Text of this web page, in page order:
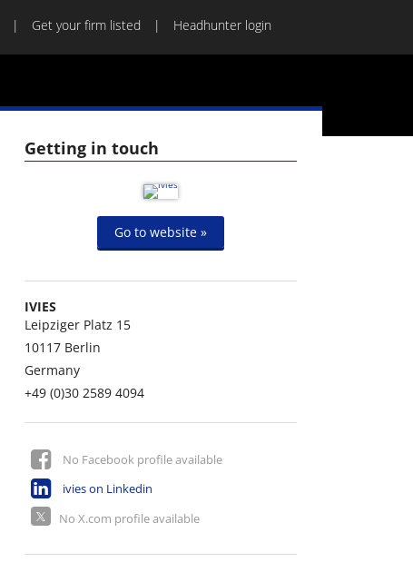
Get your firm listed Headhunter login
Getting in touch
Go to website »
IVIES
Leipziger Platz 15
10117 Berlin
Germany
+49 (0)30 2589 4094
No Facebook profile available
ivies on Linkedin
No X.com profile available